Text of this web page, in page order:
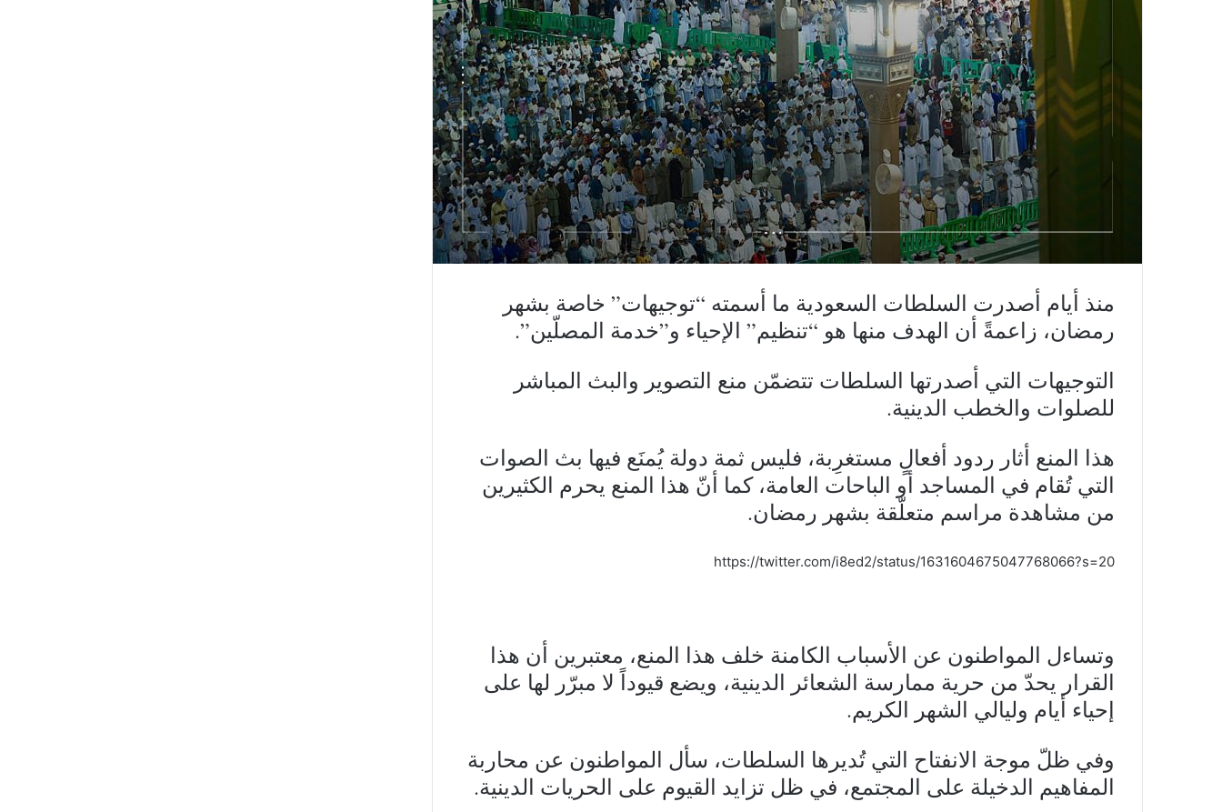
منذ أيام أصدرت السلطات السعودية ما أسمته “توجيهات” خاصة بشهر
رمضان، زاعمةً أن الهدف منها هو “تنظيم” الإحياء و”خدمة المصلّين”.
التوجيهات التي أصدرتها السلطات تتضمّن منع التصوير والبث المباشر
للصلوات والخطب الدينية.
هذا المنع أثار ردود أفعالٍ مستغرِبة، فليس ثمة دولة يُمنَع فيها بث الصوات
التي تُقام في المساجد أو الباحات العامة، كما أنّ هذا المنع يحرم الكثيرين
من مشاهدة مراسم متعلّقة بشهر رمضان.
https://twitter.com/i8ed2/status/1631604675047768066?s=20
وتساءل المواطنون عن الأسباب الكامنة خلف هذا المنع، معتبرين أن هذا
القرار يحدّ من حرية ممارسة الشعائر الدينية، ويضع قيوداً لا مبرّر لها على
إحياء أيام وليالي الشهر الكريم.
وفي ظلّ موجة الانفتاح التي تُديرها السلطات، سأل المواطنون عن محاربة
المفاهيم الدخيلة على المجتمع، في ظل تزايد القيوم على الحريات الدينية.